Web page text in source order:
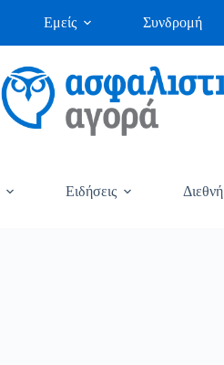
Εμείς Συνδρομή
Ειδήσεις Διεθνή